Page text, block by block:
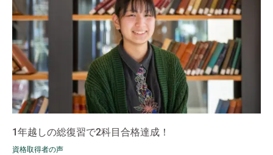
1年越しの総復習で2科目合格達成！
資格取得者の声